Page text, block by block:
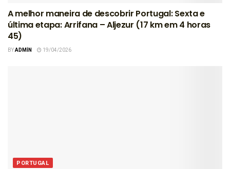
A melhor maneira de descobrir Portugal: Sexta e
última etapa: Arrifana – Aljezur (17 km em 4 horas
45)
BYADMIN 19/04/2026
PORTUGAL